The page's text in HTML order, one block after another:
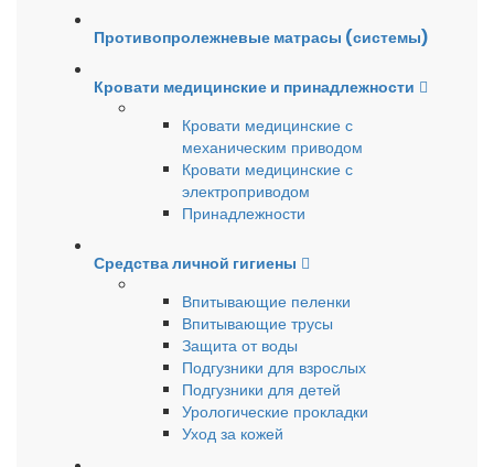
Противопролежневые матрасы (системы)
Кровати медицинские и принадлежности
Кровати медицинские с
механическим приводом
Кровати медицинские с
электроприводом
Принадлежности
Средства личной гигиены
Впитывающие пеленки
Впитывающие трусы
Защита от воды
Подгузники для взрослых
Подгузники для детей
Урологические прокладки
Уход за кожей